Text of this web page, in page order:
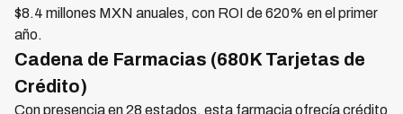
$8.4 millones MXN anuales, con ROI de 620% en el primer
año.
Cadena de Farmacias (680K Tarjetas de
Crédito)
Con presencia en 28 estados, esta farmacia ofrecía crédito